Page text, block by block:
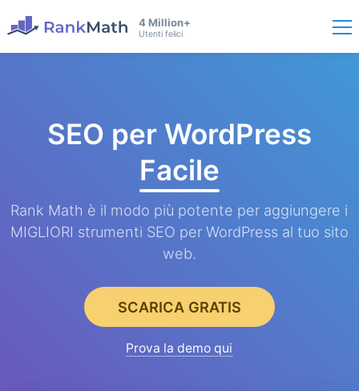
4 Million+
Utenti felici
SEO per WordPress
Facile
Rank Math è il modo più potente per aggiungere i
MIGLIORI strumenti SEO per WordPress al tuo sito
web.
SCARICA GRATIS
Prova la demo qui